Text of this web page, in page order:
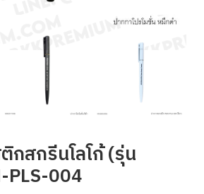
กสกรีนโลโก้ (รุ่น
PLS-004